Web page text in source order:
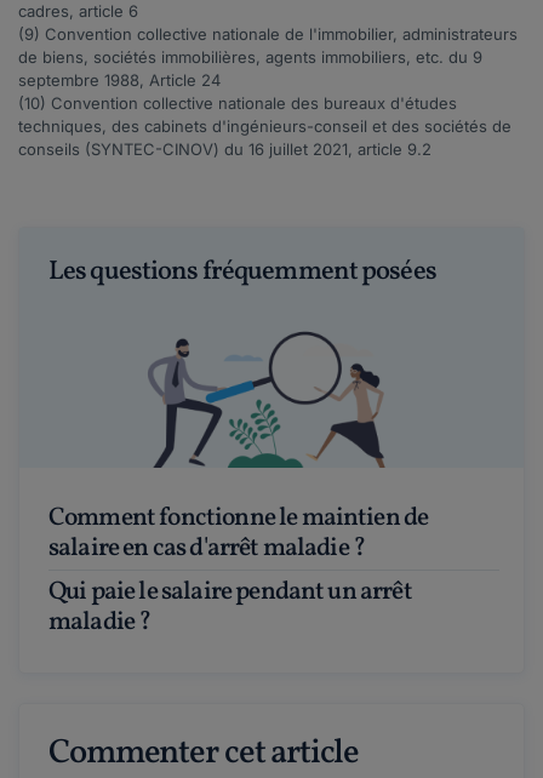
cadres, article 6
(9) Convention collective nationale de l'immobilier, administrateurs
de biens, sociétés immobilières, agents immobiliers, etc. du 9
septembre 1988, Article 24
(10) Convention collective nationale des bureaux d'études
techniques, des cabinets d'ingénieurs-conseil et des sociétés de
conseils (SYNTEC-CINOV) du 16 juillet 2021, article 9.2
Les questions fréquemment posées
Comment fonctionne le maintien de
salaire en cas d'arrêt maladie ?
Qui paie le salaire pendant un arrêt
maladie ?
Commenter cet article